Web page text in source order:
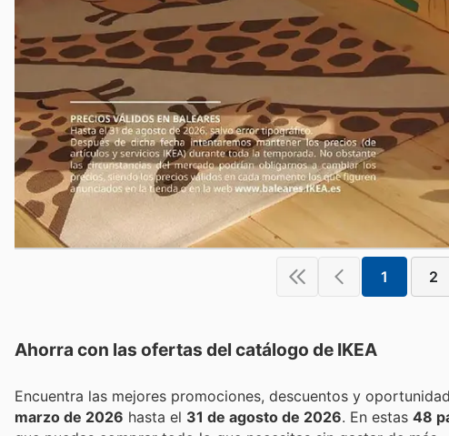
1 2
Ahorra con las ofertas del catálogo de IKEA
marzo de 2026 hasta el 31 de agosto de 2026 . En estas 48